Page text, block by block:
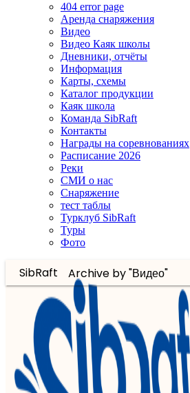
404 error page
Аренда снаряжения
Видео
Видео Каяк школы
Дневники, отчёты
Информация
Карты, схемы
Каталог продукции
Каяк школа
Команда SibRaft
Контакты
Награды на соревнованиях
Расписание 2026
Реки
СМИ о нас
Снаряжение
тест таблы
Турклуб SibRaft
Туры
Фото
SibRaft Archive by "Видео"